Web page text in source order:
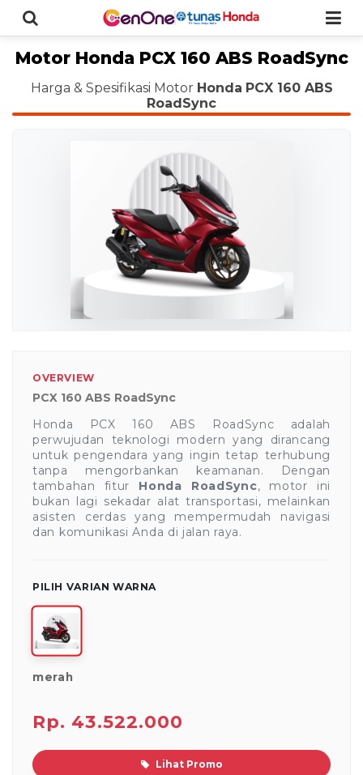
Motor Honda PCX 160 ABS RoadSync
Harga & Spesifikasi Motor Honda PCX 160 ABS
RoadSync
OVERVIEW
PCX 160 ABS RoadSync
Honda PCX 160 ABS RoadSync adalah
perwujudan teknologi modern yang dirancang
untuk pengendara yang ingin tetap terhubung
tanpa mengorbankan keamanan. Dengan
tambahan fitur Honda RoadSync, motor ini
bukan lagi sekadar alat transportasi, melainkan
asisten cerdas yang mempermudah navigasi
dan komunikasi Anda di jalan raya.
PILIH VARIAN WARNA
merah
Rp. 43.522.000
Lihat Promo